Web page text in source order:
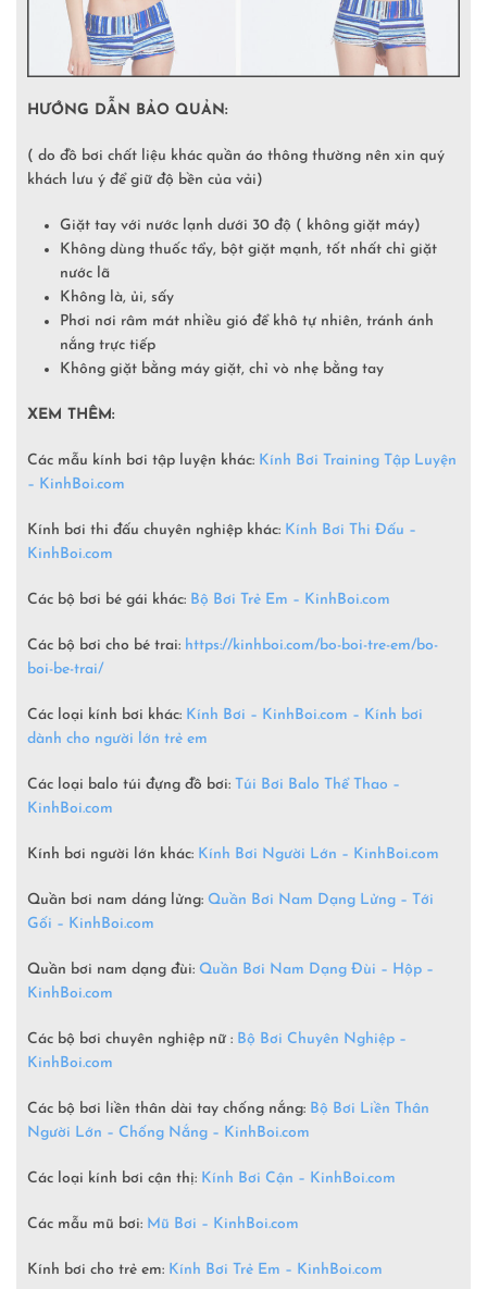
HƯỚNG DẪN BẢO QUẢN:
( do đồ bơi chất liệu khác quần áo thông thường nên xin quý
khách lưu ý để giữ độ bền của vải)
Giặt tay với nước lạnh dưới 30 độ ( không giặt máy)
Không dùng thuốc tẩy, bột giặt mạnh, tốt nhất chỉ giặt
nước lã
Không là, ủi, sấy
Phơi nơi râm mát nhiều gió để khô tự nhiên, tránh ánh
nắng trực tiếp
Không giặt bằng máy giặt, chỉ vò nhẹ bằng tay
XEM THÊM:
Các mẫu kính bơi tập luyện khác: Kính Bơi Training Tập Luyện
– KinhBoi.com
Kính bơi thi đấu chuyên nghiệp khác: Kính Bơi Thi Đấu –
KinhBoi.com
Các bộ bơi bé gái khác: Bộ Bơi Trẻ Em – KinhBoi.com
Các bộ bơi cho bé trai: https://kinhboi.com/bo-boi-tre-em/bo-
boi-be-trai/
Các loại kính bơi khác: Kính Bơi – KinhBoi.com – Kính bơi
dành cho người lớn trẻ em
Các loại balo túi đựng đồ bơi: Túi Bơi Balo Thể Thao –
KinhBoi.com
Kính bơi người lớn khác: Kính Bơi Người Lớn – KinhBoi.com
Quần bơi nam dáng lửng: Quần Bơi Nam Dạng Lửng – Tới
Gối – KinhBoi.com
Quần bơi nam dạng đùi: Quần Bơi Nam Dạng Đùi – Hộp –
KinhBoi.com
Các bộ bơi chuyên nghiệp nữ : Bộ Bơi Chuyên Nghiệp –
KinhBoi.com
Các bộ bơi liền thân dài tay chống nắng: Bộ Bơi Liền Thân
Người Lớn – Chống Nắng – KinhBoi.com
Các loại kính bơi cận thị: Kính Bơi Cận – KinhBoi.com
Các mẫu mũ bơi: Mũ Bơi – KinhBoi.com
Kính bơi cho trẻ em: Kính Bơi Trẻ Em – KinhBoi.com